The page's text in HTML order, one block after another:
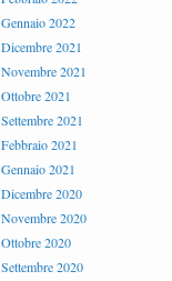
Gennaio 2022
Dicembre 2021
Novembre 2021
Ottobre 2021
Settembre 2021
Febbraio 2021
Gennaio 2021
Dicembre 2020
Novembre 2020
Ottobre 2020
Settembre 2020